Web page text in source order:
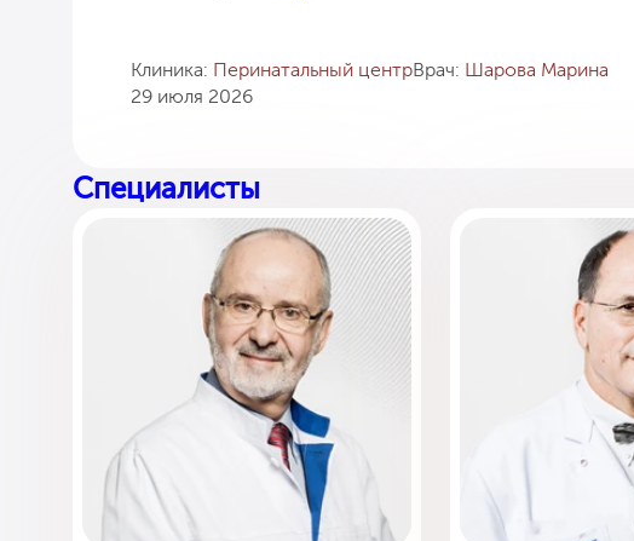
Клиника: Перинатальный центрВрач: Шарова Марина
29 июля 2026
Специалисты